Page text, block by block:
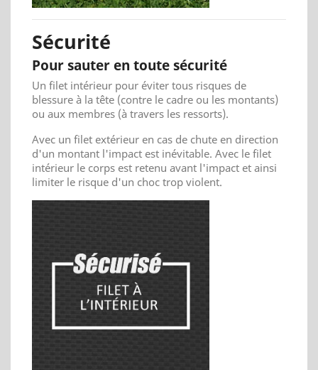
Sécurité
Pour sauter en toute sécurité
Un filet intérieur pour éviter tous risques de
blessure à la tête (contre le cadre ou les montants)
ou aux membres (à travers les ressorts).
Avec un filet extérieur en cas de chute en direction
d'un montant l'impact est inévitable. Avec le filet
intérieur le corps est retenu avant l'impact et ainsi
limiter le risque d'un choc trop violent.